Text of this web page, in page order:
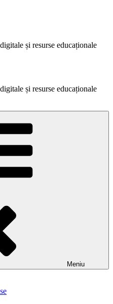
și resurse educaționale
și resurse educaționale
Meniu